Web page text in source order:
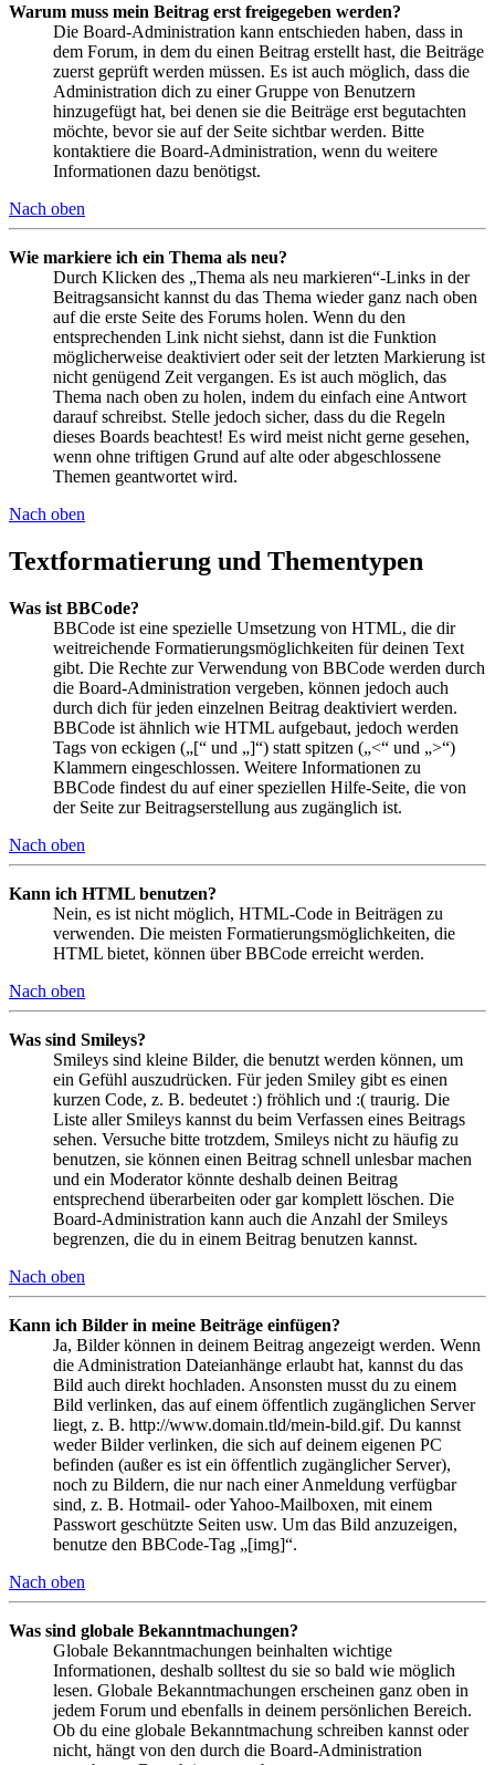
Warum muss mein Beitrag erst freigegeben werden?
Die Board-Administration kann entschieden haben, dass in
dem Forum, in dem du einen Beitrag erstellt hast, die Beiträge
zuerst geprüft werden müssen. Es ist auch möglich, dass die
Administration dich zu einer Gruppe von Benutzern
hinzugefügt hat, bei denen sie die Beiträge erst begutachten
möchte, bevor sie auf der Seite sichtbar werden. Bitte
kontaktiere die Board-Administration, wenn du weitere
Informationen dazu benötigst.
Nach oben
Wie markiere ich ein Thema als neu?
Durch Klicken des „Thema als neu markieren“-Links in der
Beitragsansicht kannst du das Thema wieder ganz nach oben
auf die erste Seite des Forums holen. Wenn du den
entsprechenden Link nicht siehst, dann ist die Funktion
möglicherweise deaktiviert oder seit der letzten Markierung ist
nicht genügend Zeit vergangen. Es ist auch möglich, das
Thema nach oben zu holen, indem du einfach eine Antwort
darauf schreibst. Stelle jedoch sicher, dass du die Regeln
dieses Boards beachtest! Es wird meist nicht gerne gesehen,
wenn ohne triftigen Grund auf alte oder abgeschlossene
Themen geantwortet wird.
Nach oben
Textformatierung und Thementypen
Was ist BBCode?
BBCode ist eine spezielle Umsetzung von HTML, die dir
weitreichende Formatierungsmöglichkeiten für deinen Text
gibt. Die Rechte zur Verwendung von BBCode werden durch
die Board-Administration vergeben, können jedoch auch
durch dich für jeden einzelnen Beitrag deaktiviert werden.
BBCode ist ähnlich wie HTML aufgebaut, jedoch werden
Tags von eckigen („[“ und „]“) statt spitzen („<“ und „>“)
Klammern eingeschlossen. Weitere Informationen zu
BBCode findest du auf einer speziellen Hilfe-Seite, die von
der Seite zur Beitragserstellung aus zugänglich ist.
Nach oben
Kann ich HTML benutzen?
Nein, es ist nicht möglich, HTML-Code in Beiträgen zu
verwenden. Die meisten Formatierungsmöglichkeiten, die
HTML bietet, können über BBCode erreicht werden.
Nach oben
Was sind Smileys?
Smileys sind kleine Bilder, die benutzt werden können, um
ein Gefühl auszudrücken. Für jeden Smiley gibt es einen
kurzen Code, z. B. bedeutet :) fröhlich und :( traurig. Die
Liste aller Smileys kannst du beim Verfassen eines Beitrags
sehen. Versuche bitte trotzdem, Smileys nicht zu häufig zu
benutzen, sie können einen Beitrag schnell unlesbar machen
und ein Moderator könnte deshalb deinen Beitrag
entsprechend überarbeiten oder gar komplett löschen. Die
Board-Administration kann auch die Anzahl der Smileys
begrenzen, die du in einem Beitrag benutzen kannst.
Nach oben
Kann ich Bilder in meine Beiträge einfügen?
Ja, Bilder können in deinem Beitrag angezeigt werden. Wenn
die Administration Dateianhänge erlaubt hat, kannst du das
Bild auch direkt hochladen. Ansonsten musst du zu einem
Bild verlinken, das auf einem öffentlich zugänglichen Server
liegt, z. B. http://www.domain.tld/mein-bild.gif. Du kannst
weder Bilder verlinken, die sich auf deinem eigenen PC
befinden (außer es ist ein öffentlich zugänglicher Server),
noch zu Bildern, die nur nach einer Anmeldung verfügbar
sind, z. B. Hotmail- oder Yahoo-Mailboxen, mit einem
Passwort geschützte Seiten usw. Um das Bild anzuzeigen,
benutze den BBCode-Tag „[img]“.
Nach oben
Was sind globale Bekanntmachungen?
Globale Bekanntmachungen beinhalten wichtige
Informationen, deshalb solltest du sie so bald wie möglich
lesen. Globale Bekanntmachungen erscheinen ganz oben in
jedem Forum und ebenfalls in deinem persönlichen Bereich.
Ob du eine globale Bekanntmachung schreiben kannst oder
nicht, hängt von den durch die Board-Administration